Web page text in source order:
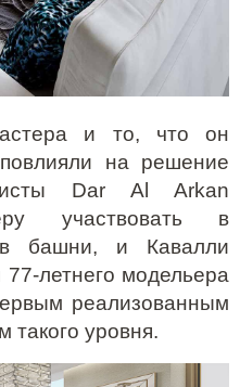
и то, что он
на решение
Dar Al Arkan
участвовать в
башни, и Кавалли
летнего модельера
реализованным
такого уровня.